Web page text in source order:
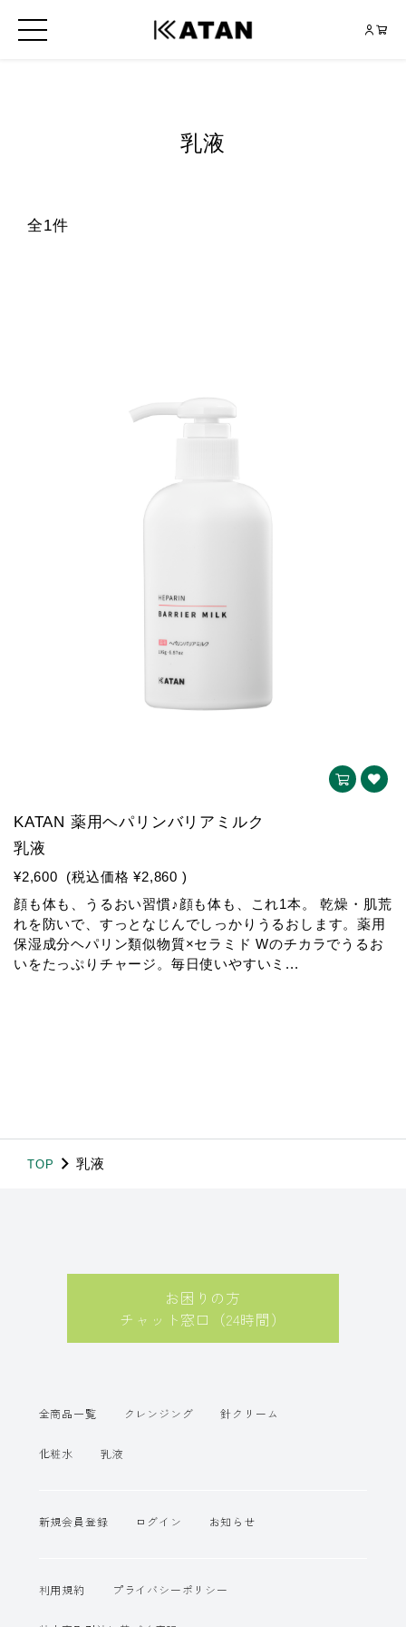
乳液
全1件
KATAN 薬用ヘパリンバリアミルク
乳液
¥2,600 (税込価格 ¥2,860 )
顔も体も、うるおい習慣♪顔も体も、これ1本。 乾燥・肌荒
れを防いで、すっとなじんでしっかりうるおします。薬用
保湿成分ヘパリン類似物質×セラミド Wのチカラでうるお
いをたっぷりチャージ。毎日使いやすいミ...
TOP 乳液
お困りの方
チャット窓口（24時間）
全商品一覧 クレンジング 針クリーム
化粧水 乳液
新規会員登録 ログイン お知らせ
利用規約 プライバシーポリシー